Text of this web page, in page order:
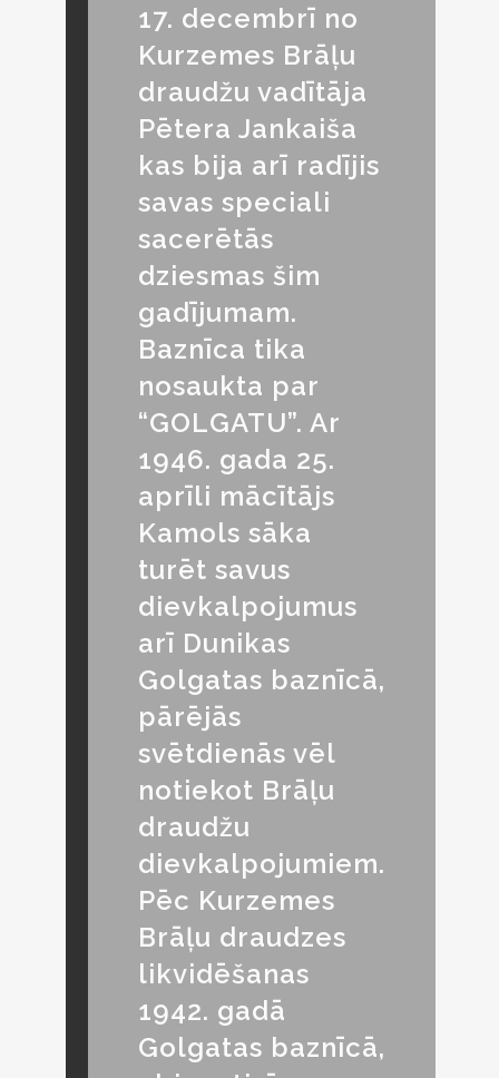
17. decembrī no
Kurzemes Brāļu
draudžu vadītāja
Pētera Jankaiša
kas bija arī radījis
savas speciali
sacerētās
dziesmas šim
gadījumam.
Baznīca tika
nosaukta par
“GOLGATU”. Ar
1946. gada 25.
aprīli mācītājs
Kamols sāka
turēt savus
dievkalpojumus
arī Dunikas
Golgatas baznīcā,
pārējās
svētdienās vēl
notiekot Brāļu
draudžu
dievkalpojumiem.
Pēc Kurzemes
Brāļu draudzes
likvidēšanas
1942. gadā
Golgatas baznīcā,